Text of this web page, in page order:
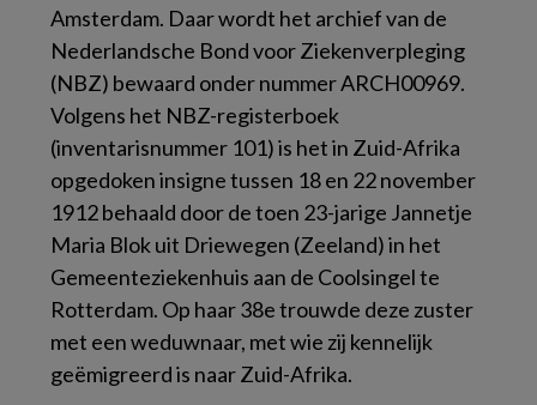
Amsterdam. Daar wordt het archief van de
Nederlandsche Bond voor Ziekenverpleging
(NBZ) bewaard onder nummer ARCH00969.
Volgens het NBZ-registerboek
(inventarisnummer 101) is het in Zuid-Afrika
opgedoken insigne tussen 18 en 22 november
1912 behaald door de toen 23-jarige Jannetje
Maria Blok uit Driewegen (Zeeland) in het
Gemeenteziekenhuis aan de Coolsingel te
Rotterdam. Op haar 38e trouwde deze zuster
met een weduwnaar, met wie zij kennelijk
geëmigreerd is naar Zuid-Afrika.